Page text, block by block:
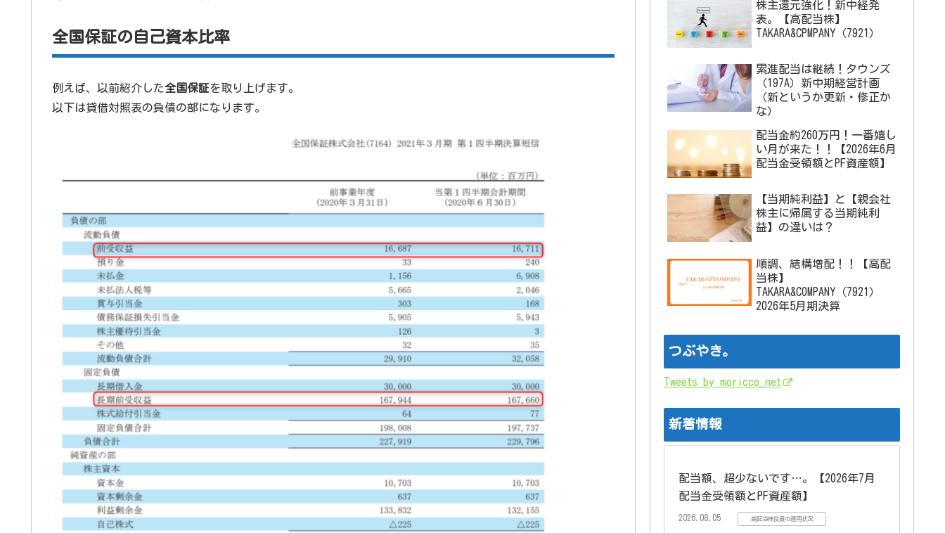
全国保証の自己資本比率
例えば、以前紹介した全国保証を取り上げます。
以下は貸借対照表の負債の部になります。
株主還元強化！新中経発
表。【高配当株】
TAKARA&CPMPANY（7921）
累進配当は継続！タウンズ
（197A）新中期経営計画
（新というか更新・修正か
な）
配当金約260万円！一番嬉し
い月が来た！！【2026年6月
配当金受領額とPF資産額】
【当期純利益】と【親会社
株主に帰属する当期純利
益】の違いは？
順調、結構増配！！【高配
当株】
TAKARA&COMPANY（7921）
2026年5月期決算
つぶやき。
Tweets by moricco_net
新着情報
配当額、超少ないです…。【2026年7月
配当金受領額とPF資産額】
2026.08.05 高配当株投資の運用状況